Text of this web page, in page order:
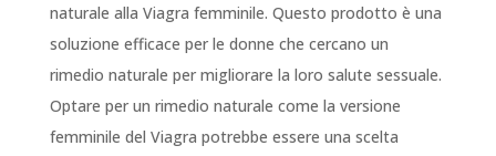
naturale alla Viagra femminile. Questo prodotto è una
soluzione efficace per le donne che cercano un
rimedio naturale per migliorare la loro salute sessuale.
Optare per un rimedio naturale come la versione
femminile del Viagra potrebbe essere una scelta